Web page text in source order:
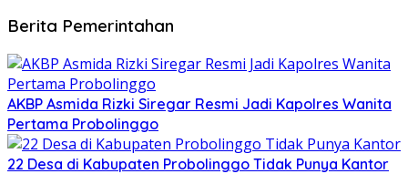
Berita Pemerintahan
AKBP Asmida Rizki Siregar Resmi Jadi Kapolres Wanita
Pertama Probolinggo
22 Desa di Kabupaten Probolinggo Tidak Punya Kantor